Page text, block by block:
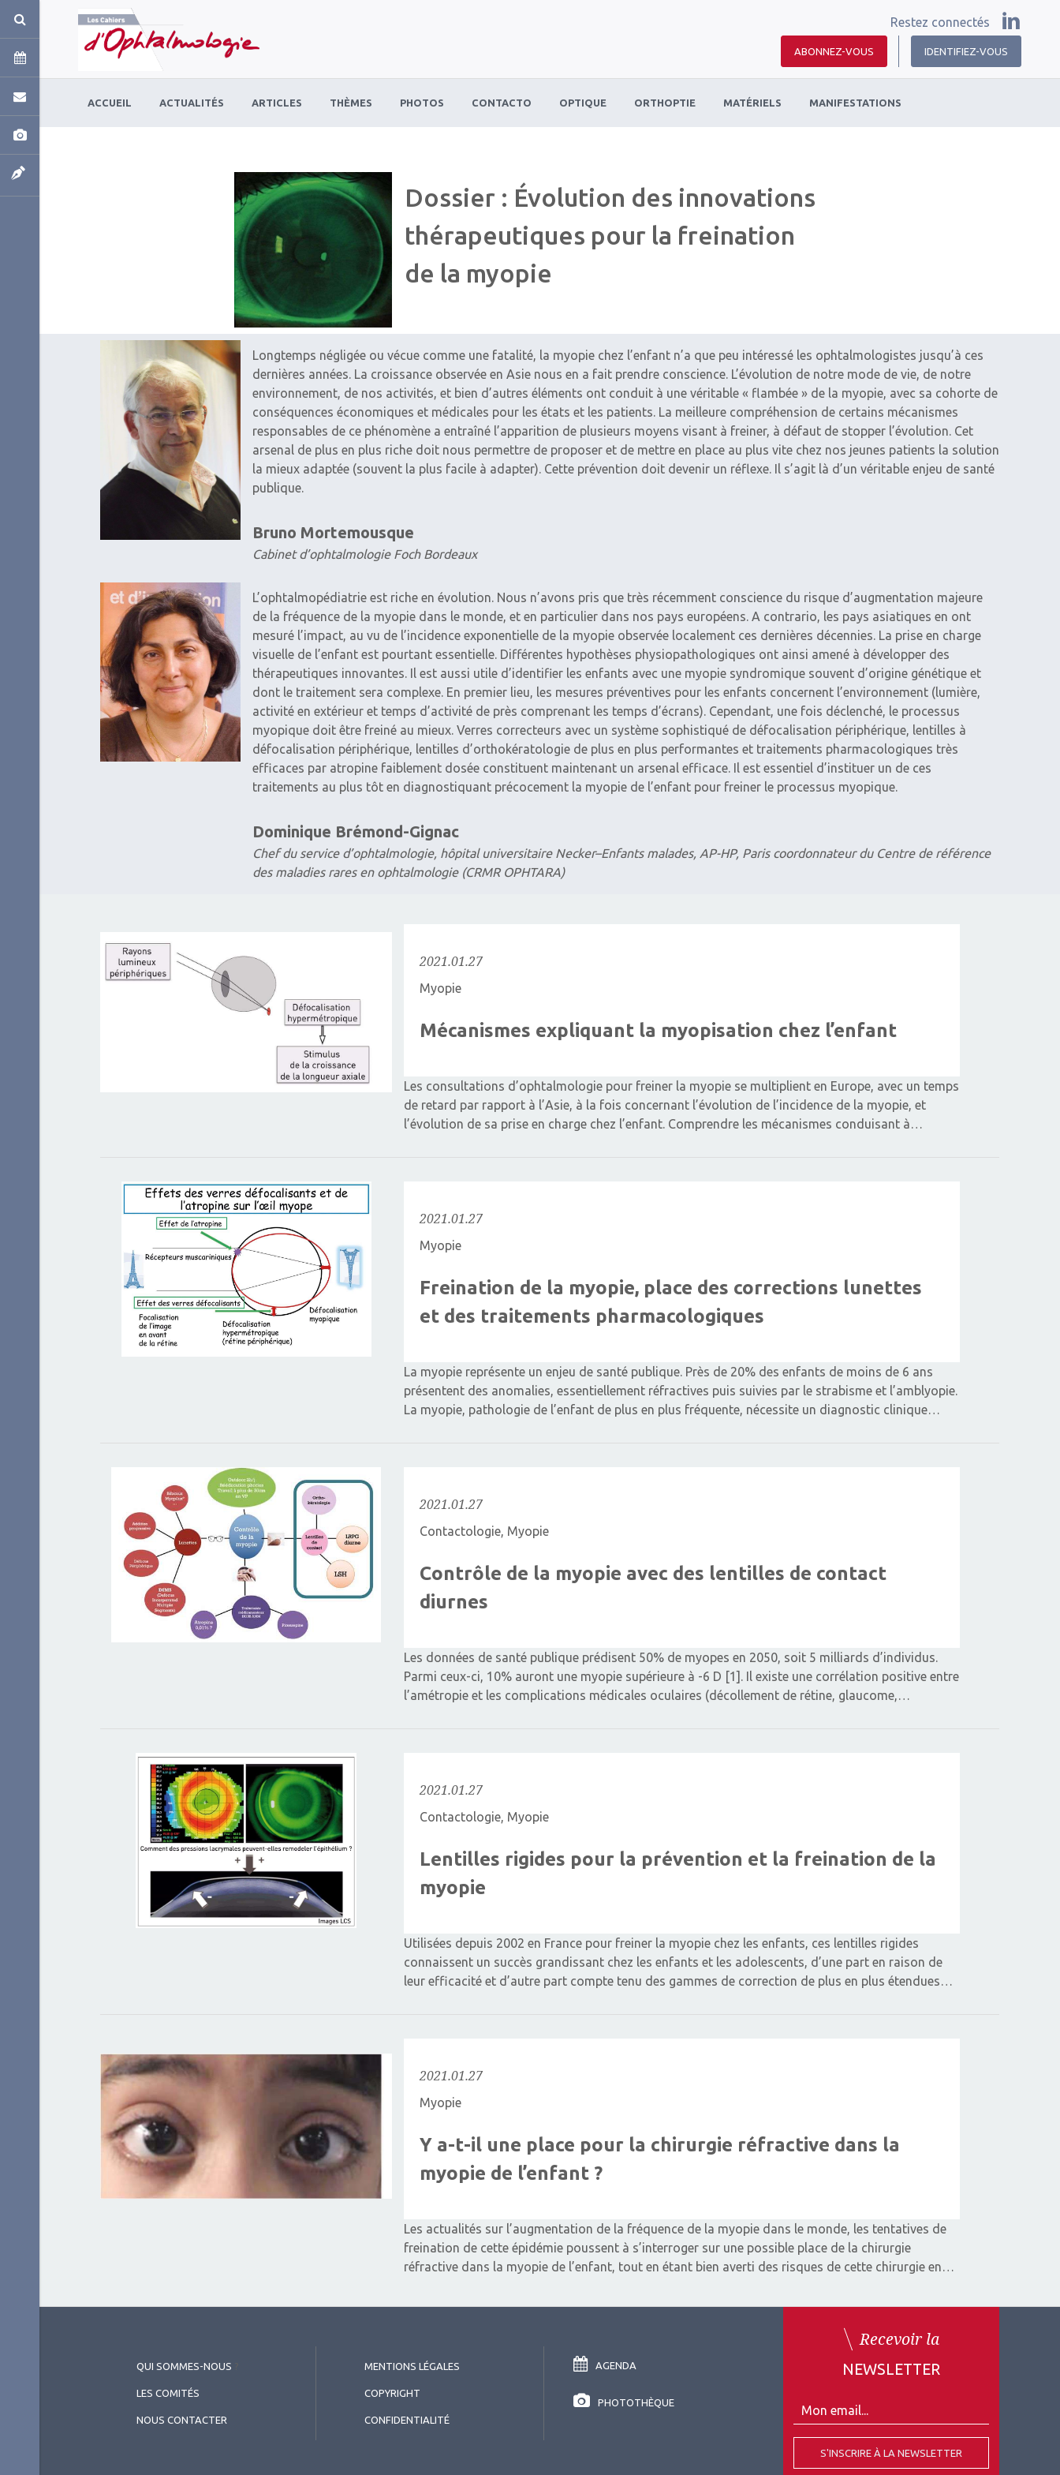
Restez connectés
ABONNEZ-VOUS IDENTIFIEZ-VOUS
ACCUEIL ACTUALITÉS ARTICLES THÈMES PHOTOS CONTACTO OPTIQUE ORTHOPTIE MATÉRIELS MANIFESTATIONS
Dossier : Évolution des innovations
thérapeutiques pour la freination
de la myopie
Longtemps négligée ou vécue comme une fatalité, la ­myopie chez l’enfant n’a que peu intéressé les ophtalmo­logistes jusqu’à ces
dernières années. La croissance ­observée en Asie nous en a fait prendre conscience. L’évolution de notre mode de vie, de notre
environnement, de nos activités, et bien d’autres éléments ont conduit à une véritable « flambée » de la myopie, avec sa cohorte de
conséquences économiques et médicales pour les états et les patients. La meilleure compréhension de certains mécanismes
responsables de ce phénomène a entraîné l’apparition de plusieurs moyens ­visant à freiner, à défaut de stopper l’évolution. Cet
arsenal de plus en plus riche doit nous permettre de proposer et de mettre en place au plus vite chez nos jeunes patients la solution
la mieux adaptée (souvent la plus facile à adapter). Cette prévention doit ­devenir un réflexe. Il s’agit là d’un véritable enjeu de santé
publique.
Bruno Mortemousque
Cabinet d’ophtalmologie Foch Bordeaux
L’ophtalmopédiatrie est riche en évolution. Nous n’avons pris que très récemment conscience du risque d’augmentation majeure
de la fréquence de la myopie dans le monde, et en particulier dans nos pays européens. A contrario, les pays asiatiques en ont
mesuré l’impact, au vu de l’incidence exponentielle de la myopie observée localement ces dernières décennies. La prise en charge
visuelle de l’enfant est pourtant essentielle. Différentes hypothèses physiopathologiques ont ainsi amené à développer des
thérapeutiques innovantes. Il est aussi utile d’identifier les enfants avec une myopie syndromique souvent d’origine génétique et
dont le traitement sera complexe. En premier lieu, les mesures préventives pour les enfants concernent l’environnement (lumière,
activité en extérieur et temps d’activité de près comprenant les temps d’écrans). Cependant, une fois déclenché, le processus
myopique doit être freiné au mieux. Verres correcteurs avec un système sophistiqué de défocalisation périphérique, lentilles à
défocalisation périphérique, lentilles d’orthokératologie de plus en plus performantes et traitements pharmacologiques très
efficaces par atropine faiblement dosée constituent maintenant un arsenal efficace. Il est essentiel d’instituer un de ces
traitements au plus tôt en diagnostiquant précocement la myopie de l’enfant pour freiner le processus myopique.
Dominique Brémond-Gignac
Chef du service d’ophtalmologie, hôpital universitaire Necker–Enfants malades, AP-HP, Paris coordonnateur du Centre de référence
des maladies rares en ophtalmologie (CRMR OPHTARA)
2021.01.27
Myopie
Mécanismes expliquant la myopisation chez l’enfant
Les consultations d’ophtalmologie pour freiner la myopie se multiplient en Europe, avec un temps
de retard par rapport à l’Asie, à la fois concernant l’évolution de l’incidence de la myopie, et
l’évolution de sa prise en charge chez l’enfant. Comprendre les mécanismes conduisant à…
2021.01.27
Myopie
Freination de la myopie, place des corrections lunettes
et des traitements pharmacologiques
La myopie représente un enjeu de santé publique. Près de 20% des enfants de moins de 6 ans
présentent des anomalies, essentiellement réfractives puis suivies par le strabisme et l’amblyopie.
La myopie, pathologie de l’enfant de plus en plus fréquente, nécessite un diagnostic clinique…
2021.01.27
Contactologie, Myopie
Contrôle de la myopie avec des lentilles de contact
diurnes
Les données de santé publique prédisent 50% de myopes en 2050, soit 5 milliards d’individus.
Parmi ceux-ci, 10% auront une myopie supérieure à -6 D [1]. Il existe une corrélation positive entre
l’amétropie et les complications médicales oculaires (décollement de rétine, glaucome,…
2021.01.27
Contactologie, Myopie
Lentilles rigides pour la prévention et la freination de la
myopie
Utilisées depuis 2002 en France pour freiner la myopie chez les enfants, ces lentilles rigides
connaissent un succès grandissant chez les enfants et les adolescents, d’une part en raison de
leur efficacité et d’autre part compte tenu des gammes de correction de plus en plus étendues…
2021.01.27
Myopie
Y a-t-il une place pour la chirurgie réfractive dans la
myopie de l’enfant ?
Les actualités sur l’augmentation de la fréquence de la myopie dans le monde, les tentatives de
freination de cette épidémie poussent à s’interroger sur une possible place de la chirurgie
réfractive dans la myopie de l’enfant, tout en étant bien averti des risques de cette chirurgie en…
QUI SOMMES-NOUS
LES COMITÉS
NOUS CONTACTER
MENTIONS LÉGALES
COPYRIGHT
CONFIDENTIALITÉ
AGENDA
PHOTOTHÈQUE
Recevoir la
NEWSLETTER
S'INSCRIRE À LA NEWSLETTER
Panneau de gestion des cookies